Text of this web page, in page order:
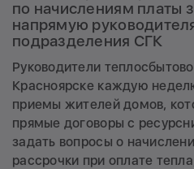
по начислениям платы
напрямую
подразделения СГК
Руководители
Красноярске каждую
приемы жителей домов,
прямые договоры с
задать вопросы о
рассрочки при оплате